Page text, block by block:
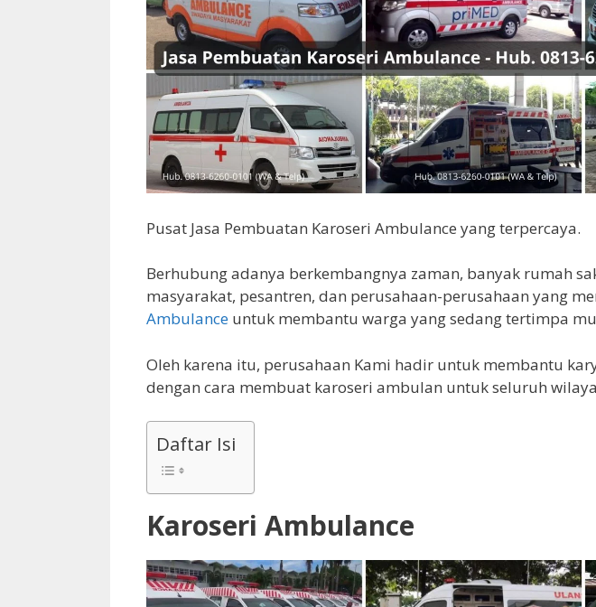
Pusat Jasa Pembuatan Karoseri Ambulance yang terpercaya.
Berhubung adanya berkembangnya zaman, banyak rumah
masyarakat, pesantren, dan perusahaan-perusahaan yang
Ambulance untuk membantu warga yang sedang tertimpa
Oleh karena itu, perusahaan Kami hadir untuk membantu
dengan cara membuat karoseri ambulan untuk seluruh
Daftar Isi
Karoseri Ambulance